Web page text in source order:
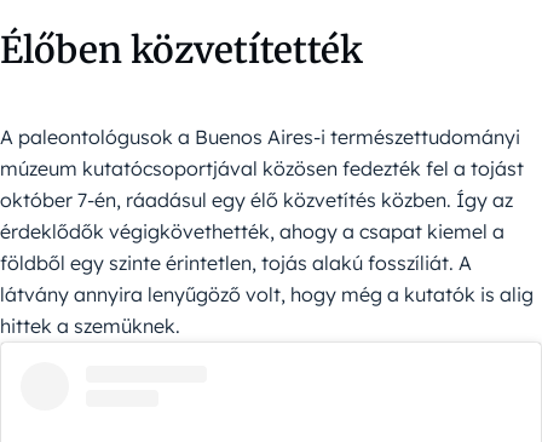
Élőben közvetítették
A paleontológusok a Buenos Aires-i természettudományi
múzeum kutatócsoportjával közösen fedezték fel a tojást
október 7-én, ráadásul egy élő közvetítés közben. Így az
érdeklődők végigkövethették, ahogy a csapat kiemel a
földből egy szinte érintetlen, tojás alakú fosszíliát. A
látvány annyira lenyűgöző volt, hogy még a kutatók is alig
hittek a szemüknek.